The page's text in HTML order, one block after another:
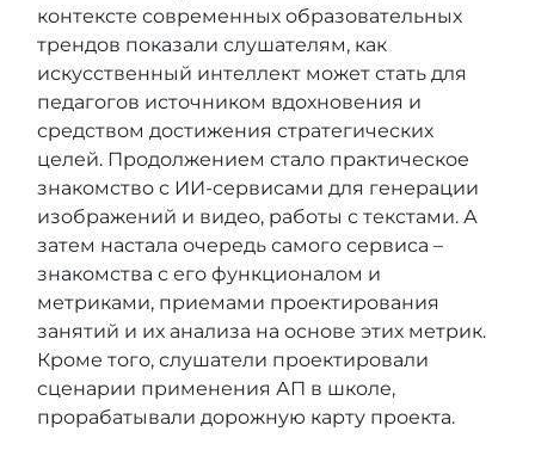
контексте современных образовательных
трендов показали слушателям, как
искусственный интеллект может стать для
педагогов источником вдохновения и
средством достижения стратегических
целей. Продолжением стало практическое
знакомство с ИИ-сервисами для генерации
изображений и видео, работы с текстами. А
затем настала очередь самого сервиса –
знакомства с его функционалом и
метриками, приемами проектирования
занятий и их анализа на основе этих метрик.
Кроме того, слушатели проектировали
сценарии применения АП в школе,
прорабатывали дорожную карту проекта.